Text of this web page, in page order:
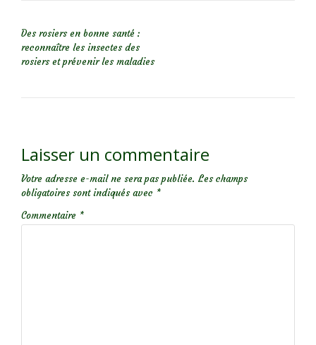
Des rosiers en bonne santé :
reconnaître les insectes des
rosiers et prévenir les maladies
Laisser un commentaire
Votre adresse e-mail ne sera pas publiée. Les champs
obligatoires sont indiqués avec *
Commentaire *